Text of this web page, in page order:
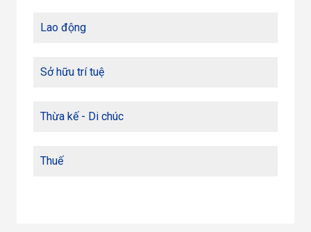
Lao động
Sở hữu trí tuệ
Thừa kế - Di chúc
Thuế